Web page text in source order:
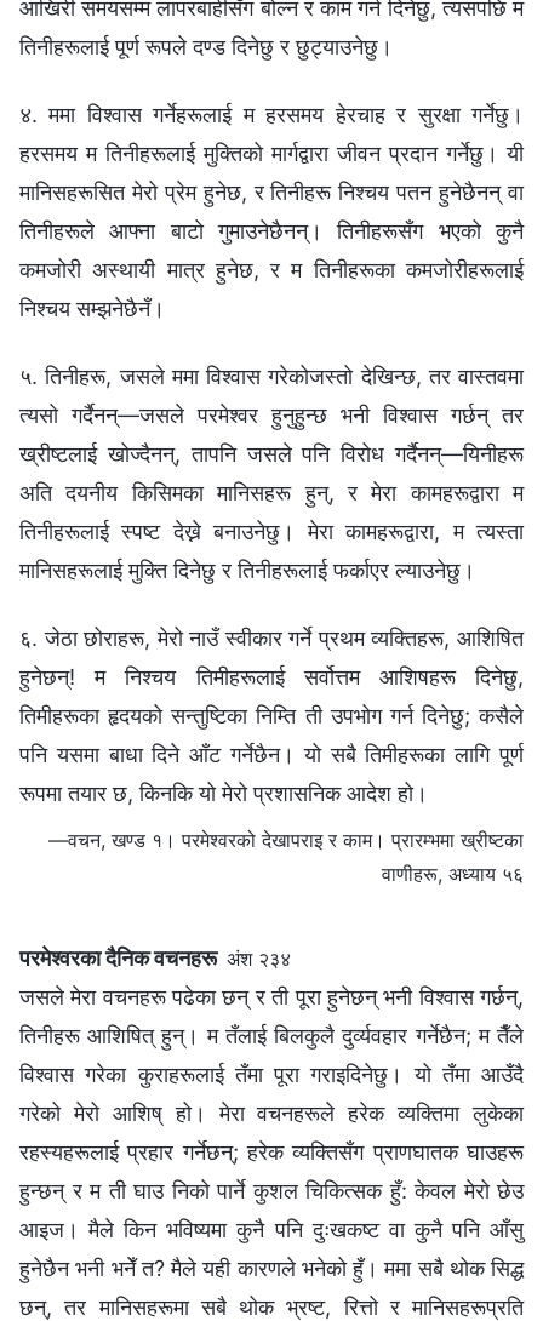
आखिरी समयसम्म लापरबाहीसँग बोल्‍न र काम गर्न दिनेछु, त्यसपछि म
तिनीहरूलाई पूर्ण रूपले दण्ड दिनेछु र छुट्याउनेछु।
४. ममा विश्‍वास गर्नेहरूलाई म हरसमय हेरचाह र सुरक्षा गर्नेछु।
हरसमय म तिनीहरूलाई मुक्तिको मार्गद्वारा जीवन प्रदान गर्नेछु। यी
मानिसहरूसित मेरो प्रेम हुनेछ, र तिनीहरू निश्चय पतन हुनेछैनन् वा
तिनीहरूले आफ्ना बाटो गुमाउनेछैनन्। तिनीहरूसँग भएको कुनै
कमजोरी अस्थायी मात्र हुनेछ, र म तिनीहरूका कमजोरीहरूलाई
निश्चय सम्‍झनेछैनँ।
५. तिनीहरू, जसले ममा विश्‍वास गरेकोजस्तो देखिन्छ, तर वास्तवमा
त्यसो गर्दैनन्—जसले परमेश्‍वर हुनुहुन्छ भनी विश्‍वास गर्छन् तर
ख्रीष्टलाई खोज्दैनन्, तापनि जसले पनि विरोध गर्दैनन्—यिनीहरू
अति दयनीय किसिमका मानिसहरू हुन्, र मेरा कामहरूद्वारा म
तिनीहरूलाई स्पष्ट देख्ने बनाउनेछु। मेरा कामहरूद्वारा, म त्यस्ता
मानिसहरूलाई मुक्ति दिनेछु र तिनीहरूलाई फर्काएर ल्याउनेछु।
६. जेठा छोराहरू, मेरो नाउँ स्वीकार गर्ने प्रथम व्यक्तिहरू, आशिषित
हुनेछन्! म निश्चय तिमीहरूलाई सर्वोत्तम आशिषहरू दिनेछु,
तिमीहरूका हृदयको सन्तुष्टिका निम्ति ती उपभोग गर्न दिनेछु; कसैले
पनि यसमा बाधा दिने आँट गर्नेछैन। यो सबै तिमीहरूका लागि पूर्ण
रूपमा तयार छ, किनकि यो मेरो प्रशासनिक आदेश हो।
—वचन, खण्ड १। परमेश्‍वरको देखापराइ र काम। प्रारम्‍भमा ख्रीष्‍टका
वाणीहरू, अध्याय ५६
परमेश्‍वरका दैनिक वचनहरू अंश २३४
जसले मेरा वचनहरू पढेका छन् र ती पूरा हुनेछन् भनी विश्‍वास गर्छन्,
तिनीहरू आशिषित् हुन्। म तँलाई बिलकुलै दुर्व्यवहार गर्नेछैन; म तैँले
विश्‍वास गरेका कुराहरूलाई तँमा पूरा गराइदिनेछु। यो तँमा आउँदै
गरेको मेरो आशिष् हो। मेरा वचनहरूले हरेक व्यक्तिमा लुकेका
रहस्यहरूलाई प्रहार गर्नेछन्; हरेक व्यक्तिसँग प्राणघातक घाउहरू
हुन्छन् र म ती घाउ निको पार्ने कुशल चिकित्सक हुँ: केवल मेरो छेउ
आइज। मैले किन भविष्यमा कुनै पनि दुःखकष्ट वा कुनै पनि आँसु
हुनेछैन भनी भनेँ त? मैले यही कारणले भनेको हुँ। ममा सबै थोक सिद्ध
छन्, तर मानिसहरूमा सबै थोक भ्रष्ट, रित्तो र मानिसहरूप्रति